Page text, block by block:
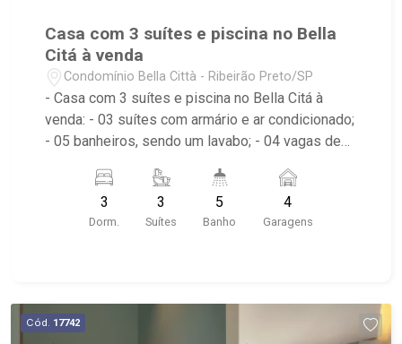
Casa com 3 suítes e piscina no Bella
Citá à venda
Condomínio Bella Città - Ribeirão Preto/SP
- Casa com 3 suítes e piscina no Bella Citá à
venda: - 03 suítes com armário e ar condicionado;
- 05 banheiros, sendo um lavabo; - 04 vagas de
Sala de TV; - Escritório; - Ventilador de teto no
imóvel; - Cozinha Americana; - Área de Serviço
com armários; - Quintal; - Corredor lateral; -
festas, quadra de esportes, campo de futebol
gramado, academia, salão de jogos - Imóvel
3
Dorm.
3
Suítes
5
Banho
4
Garagens
Cód. 17742